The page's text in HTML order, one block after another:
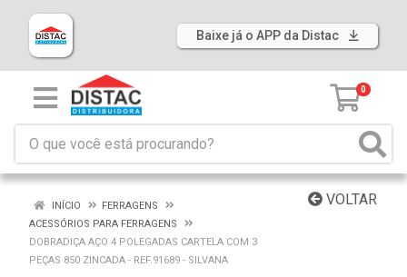
Baixe já o APP da Distac
0
VOLTAR
INÍCIO
FERRAGENS
ACESSÓRIOS PARA FERRAGENS
DOBRADIÇA AÇO 4 POLEGADAS CARTELA COM 3
PEÇAS 850 ZINCADA - REF.91689 - SILVANA